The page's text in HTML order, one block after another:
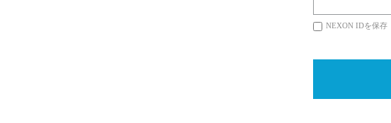
NEXON IDを保存